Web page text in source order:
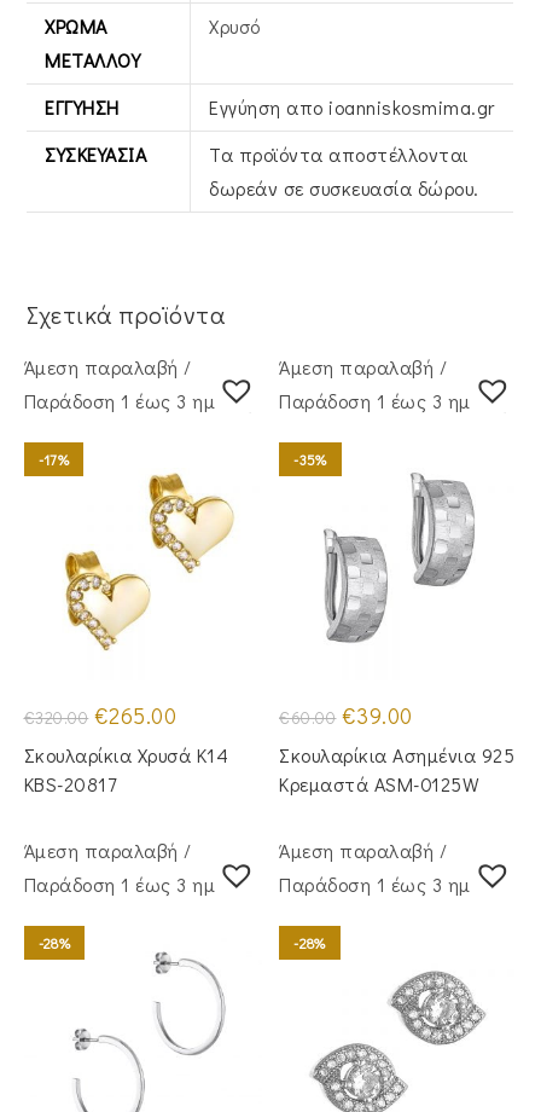
ΧΡΏΜΑ
ΜΕΤΆΛΛΟΥ
Χρυσό
ΕΓΓΎΗΣΗ
Εγγύηση απο ioanniskosmima.gr
ΣΥΣΚΕΥΑΣΊΑ
Τα προϊόντα αποστέλλονται
δωρεάν σε συσκευασία δώρου.
Σχετικά προϊόντα
Άμεση παραλαβή /
Παράδoση 1 έως 3 ημέρες
-17%
€320.00 Original
price
was:
€320.00.
€265.00
τιμή
είναι:
Σκουλαρίκια Χρυσά Κ14
KBS-20817
Άμεση παραλαβή /
Παράδoση 1 έως 3 ημέρες
-35%
€60.00 Original
price
was:
€60.00.
€39.00
τιμή
είναι:
€39.00.
Σκουλαρίκια Ασημένια 925
Κρεμαστά ASM-0125W
Άμεση παραλαβή /
Παράδoση 1 έως 3 ημέρες
-28%
Άμεση παραλαβή /
Παράδoση 1 έως 3 ημέρες
-28%